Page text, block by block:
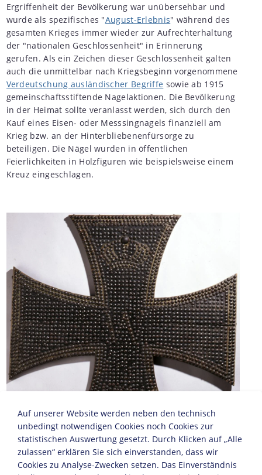
Ergriffenheit der Bevölkerung war unübersehbar und
wurde als spezifisches "August-Erlebnis" während des
gesamten Krieges immer wieder zur Aufrechterhaltung
der "nationalen Geschlossenheit" in Erinnerung
gerufen. Als ein Zeichen dieser Geschlossenheit galten
auch die unmittelbar nach Kriegsbeginn vorgenommene
Verdeutschung ausländischer Begriffe sowie ab 1915
gemeinschaftsstiftende Nagelaktionen. Die Bevölkerung
in der Heimat sollte veranlasst werden, sich durch den
Kauf eines Eisen- oder Messsingnagels finanziell am
Krieg bzw. an der Hinterbliebenenfürsorge zu
beteiligen. Die Nägel wurden in öffentlichen
Feierlichkeiten in Holzfiguren wie beispielsweise einem
Kreuz eingeschlagen.
Nagelkreuz, 1915/16
Auf unserer Website werden neben den technisch
unbedingt notwendigen Cookies noch Cookies zur
statistischen Auswertung gesetzt. Durch Klicken auf „Alle
zulassen“ erklären Sie sich einverstanden, dass wir
Cookies zu Analyse-Zwecken setzen. Das Einverständnis